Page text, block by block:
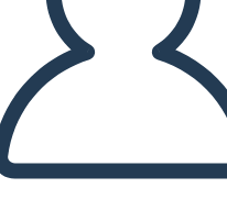
MIR VOR